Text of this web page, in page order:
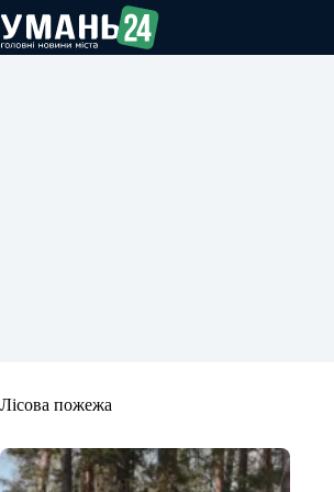
до
вмісту
Лісова пожежа